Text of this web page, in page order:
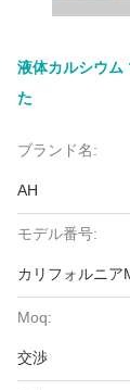
液体カルシウム
た
ブランド名:
AH
モデル番号:
カリフォルニア
Moq:
交渉